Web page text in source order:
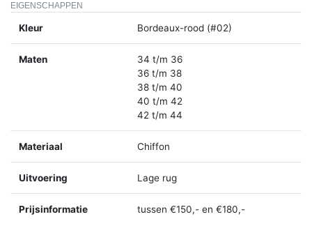
EIGENSCHAPPEN
Kleur Bordeaux-rood (#02)
Maten
34 t/m 36
36 t/m 38
38 t/m 40
40 t/m 42
42 t/m 44
Materiaal Chiffon
Uitvoering Lage rug
Prijsinformatie tussen €150,- en €180,-